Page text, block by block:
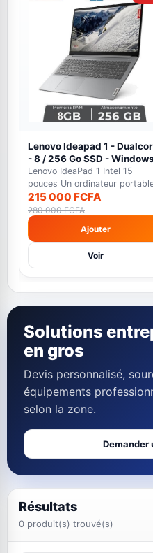
-23%
Lenovo Ideapad 1 -
- 8 / 256 Go SSD - Windows
11 - gris - Garantie 12 Mois
Lenovo IdeaPad 1 Intel 15
pouces Un ordinateur portable
polyvalent avec éc...
215 000 FCFA
Ajouter
Voir
Solutions
en gros
Devis personnalisé,
équipements
selon la zone.
Résultats